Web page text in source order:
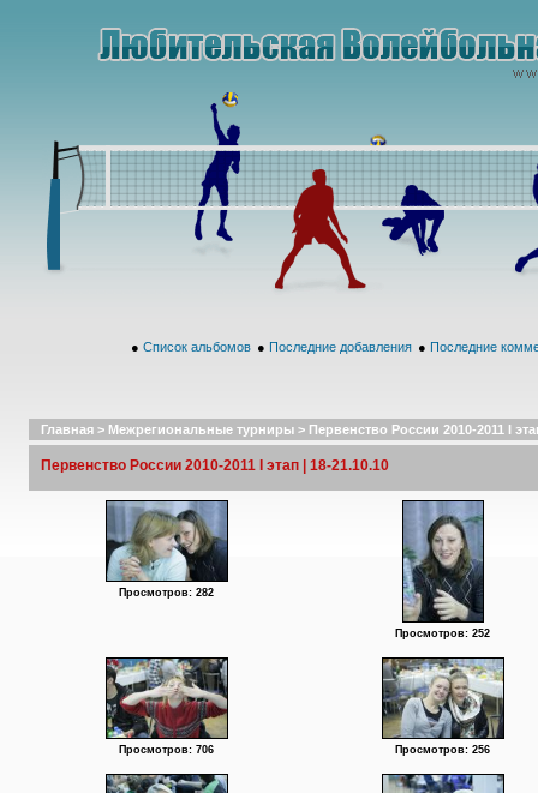
● Список альбомов ● Последние добавления ● Последние
Главная > Межрегиональные турниры > Первенство России 2010-2011 I
Первенство России 2010-2011 I этап | 18-21.10.10
Просмотров: 282
Просмотров: 252
Просмотров: 706 Просмотров: 256